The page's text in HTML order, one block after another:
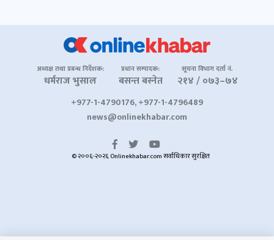
अध्यक्ष तथा प्रबन्ध निर्देशक:
धर्मराज भुसाल
प्रधान सम्पादक:
बसन्त बस्नेत
सूचना विभाग दर्ता नं.
२१४ / ०७३–७४
+977-1-4790176, +977-1-4796489
news@onlinekhabar.com
© २००६-२०२६ Onlinekhabar.com सर्वाधिकार सुरक्षित